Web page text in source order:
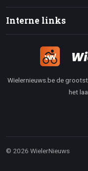
Interne links
Wielernieuws.be de
het
© 2026 WielerNieuws